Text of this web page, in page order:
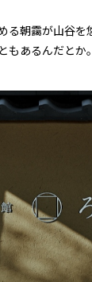
る朝靄が山谷を
あるんだとか。